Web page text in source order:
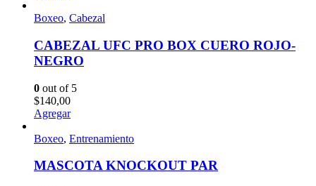
Boxeo, Cabezal
CABEZAL UFC PRO BOX CUERO ROJO-
NEGRO
0 out of 5
$140,00
Agregar
Boxeo, Entrenamiento
MASCOTA KNOCKOUT PAR